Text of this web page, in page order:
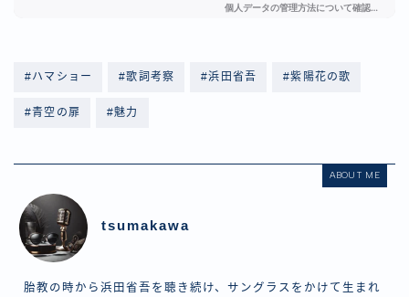
#ハマショー #歌詞考察 #浜田省吾 #紫陽花の歌
#青空の扉 #魅力
ABOUT ME
tsumakawa
胎教の時から浜田省吾を聴き続け、サングラスをかけて生まれ